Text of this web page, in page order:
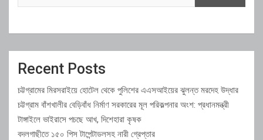
Recent Posts
চট্টগ্রামের মিরসরাইয়ে হোটেল থেকে পুলিশের এএসআইয়ের ঝুলন্ত মরদেহ উদ্ধার
চট্টগ্রাম বাঁশখালীর বেড়িবাঁধ নির্মাণ সরকারের মূল পরিকল্পনার অংশ: প্রধানমন্ত্রী
টাঙ্গাইলে ভাইরাসে পচছে আখ, দিশেহারা কৃষক
বদলগাছীতে ১৫০ পিস টাপেন্টাডলসহ নারী গ্রেপ্তার